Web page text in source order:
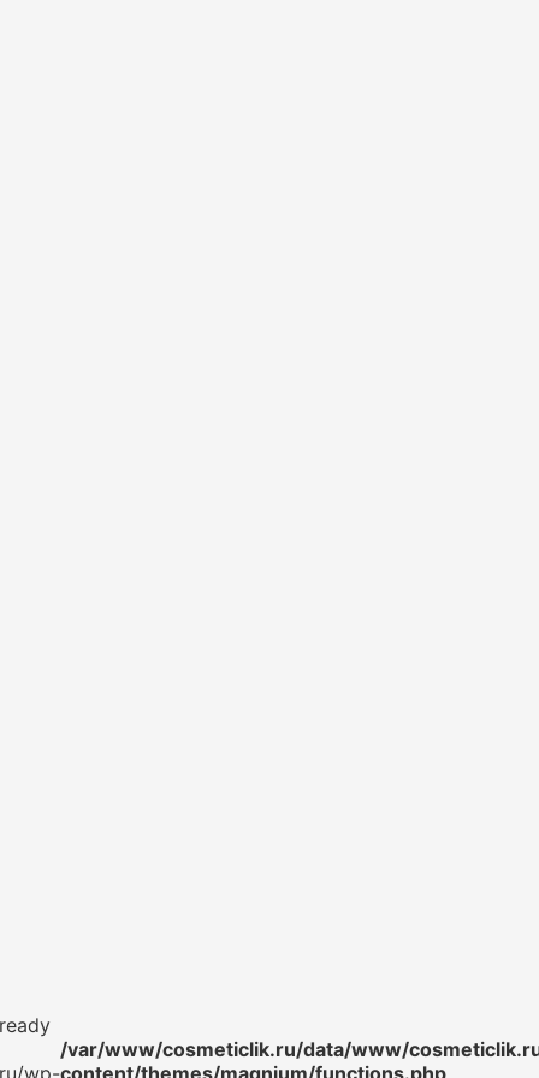
wp-
/var/www/cosmeticlik.ru/data/www/
content/themes/magnium/functions.php